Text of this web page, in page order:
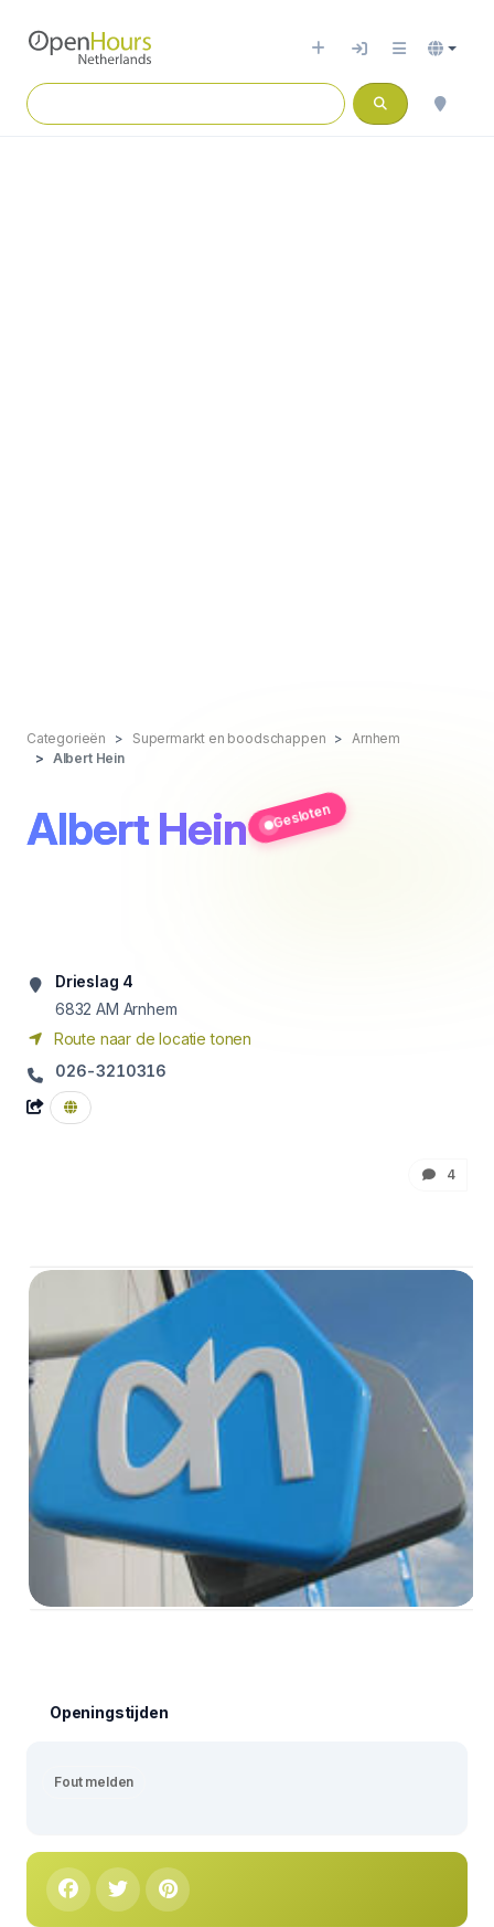
Categorieën Supermarkt en boodschappen
Arnhem
Albert Hein
Albert Hein Gesloten
Drieslag 4
6832 AM Arnhem
Route naar de locatie tonen
026-3210316
4
Openingstijden
Fout melden